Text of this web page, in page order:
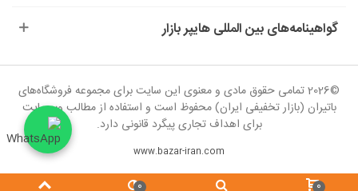
گواهینامه‌های بین المللی هایپر بازار
www.bazar-iran.com
©2026 تمامی حقوق مادی و معنوی این سایت برای مجموعه فروشگاه‌های
باتیران (بازار تخفیفی ایران) محفوظ است و استفاده از مطالب وب‌سایت
برای اهداف تجاری پیگرد قانونی دارد.
0
0